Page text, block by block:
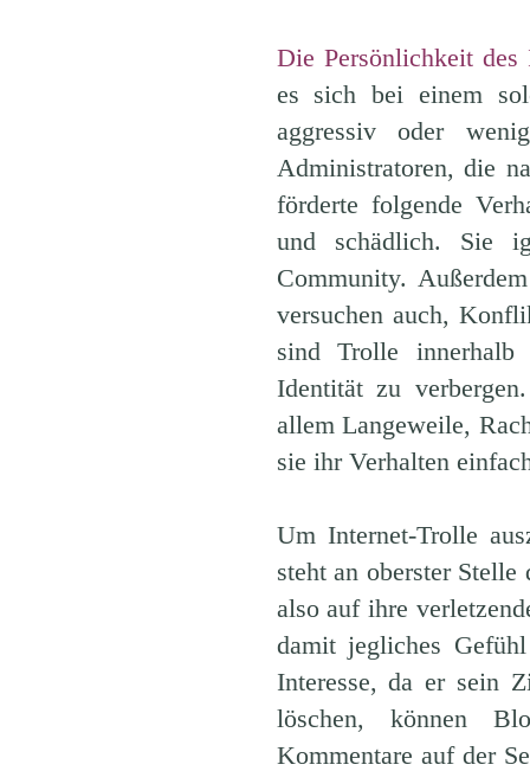
Die Persönlichkeit des
es sich bei einem
aggressiv oder
Administratoren, die
förderte folgende
und schädlich. Sie
Community.
versuchen auch,
sind Trolle innerhalb
Identität zu
allem Langeweile,
sie ihr Verhalten
Um Internet-Trolle
steht an oberster
also auf ihre
damit jegliches
Interesse, da er sein
löschen, können
Kommentare auf der